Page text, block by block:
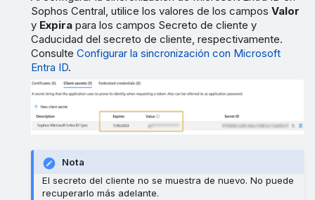
Sophos Central, utilice los valores de los camposValor
y Expira para los campos Secreto de cliente y
Caducidad del secreto de cliente, respectivamente.
ConsulteConfigurar la sincronización con Microsoft
Entra ID.
Nota
El secreto del cliente no se muestra de nuevo. No puede
recuperarlo más adelante.